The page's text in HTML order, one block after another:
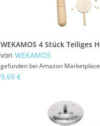
von WEKAMOS
gefunden bei Amazon Marketplace
9,69 €